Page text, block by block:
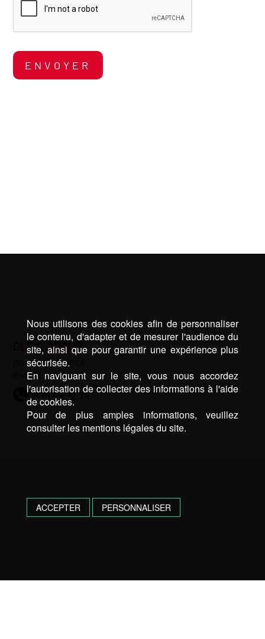
GLISS ADOUR
port de lahonce,
64990 Lahonce
06 61 44 12 74
Nous utilisons des cookies afin de personnaliser
le contenu, d'adapter et de mesurer l'audience du
site, ainsi que pour garantir une expérience plus
sécurisée.
En naviguant sur le site, vous nous accordez
l'autorisation de collecter des informations à l'aide
de cookies.
Pour de plus amples informations, veuillez
consulter les mentions légales du site.
ACCEPTER PERSONNALISER